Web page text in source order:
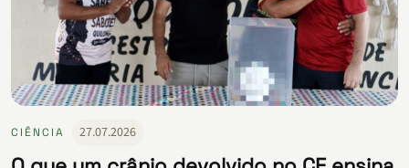
CIÊNCIA 27.07.2026